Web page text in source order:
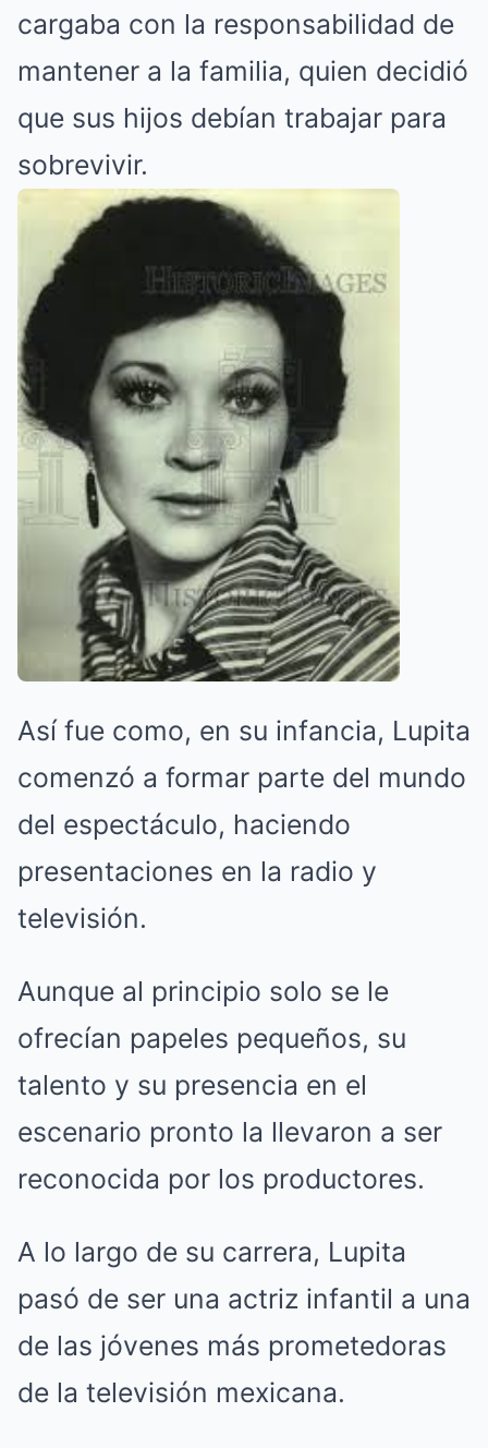
cargaba con la responsabilidad de
mantener a la familia, quien decidió
que sus hijos debían trabajar para
sobrevivir.
Así fue como, en su infancia, Lupita
comenzó a formar parte del mundo
del espectáculo, haciendo
presentaciones en la radio y
televisión.
Aunque al principio solo se le
ofrecían papeles pequeños, su
talento y su presencia en el
escenario pronto la llevaron a ser
reconocida por los productores.
A lo largo de su carrera, Lupita
pasó de ser una actriz infantil a una
de las jóvenes más prometedoras
de la televisión mexicana.